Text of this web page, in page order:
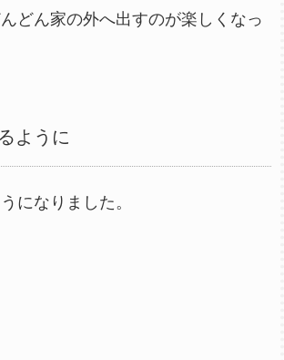
どん家の外へ出すのが楽しくなっ
ように
になりました。